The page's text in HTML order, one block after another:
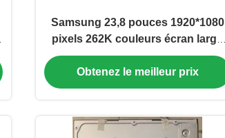
Samsung 23,8 pouces 1920*1080
pixels 262K couleurs écran large
LCD Moniteur d'ordinateur
LTM238HP01
Obtenez le meilleur prix